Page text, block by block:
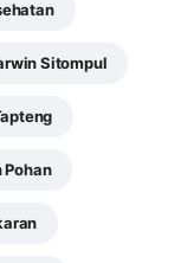
Sitompul
Pohan